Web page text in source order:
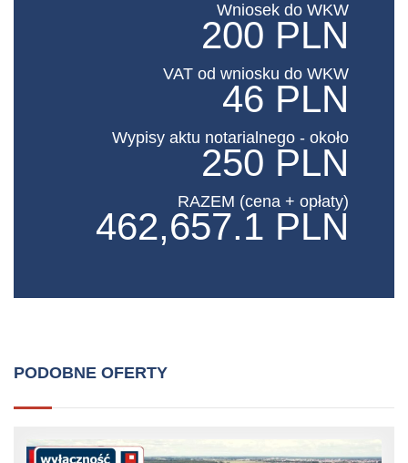
Wniosek do WKW
200 PLN
VAT od wniosku do WKW
46 PLN
Wypisy aktu notarialnego - około
250 PLN
RAZEM (cena + opłaty)
462,657.1 PLN
PODOBNE OFERTY